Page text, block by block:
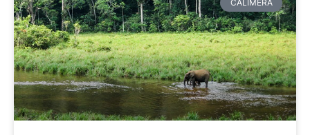
CALIMERA